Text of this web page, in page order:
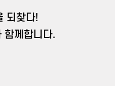
되찾다!
함께합니다.